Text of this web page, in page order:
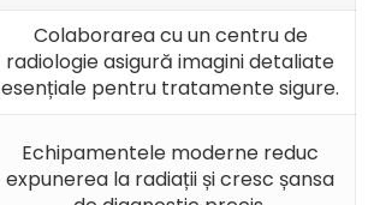
Colaborarea cu un centru de
radiologie asigură imagini detaliate
esențiale pentru tratamente sigure.
Echipamentele moderne reduc
expunerea la radiații și cresc șansa